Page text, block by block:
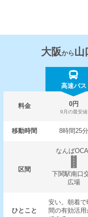
大阪から山
高速バス
料金 0円
9月の最安値
移動時間 8時間25分
区間
なんばOCAT
下関駅南口
広場
ひとこと
安い。朝着で
間の有効活用